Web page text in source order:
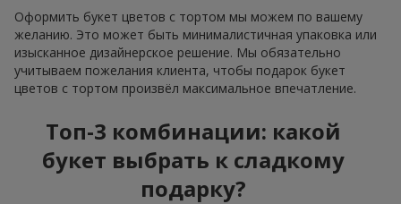
Оформить букет цветов с тортом мы можем по вашему
желанию. Это может быть минималистичная упаковка или
изысканное дизайнерское решение. Мы обязательно
учитываем пожелания клиента, чтобы подарок букет
цветов с тортом произвёл максимальное впечатление.
Топ-3 комбинации: какой
букет выбрать к сладкому
подарку?